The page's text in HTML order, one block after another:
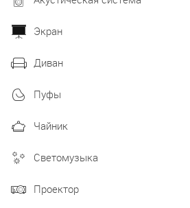
Экран
Диван
Пуфы
Чайник
Светомузыка
Проектор